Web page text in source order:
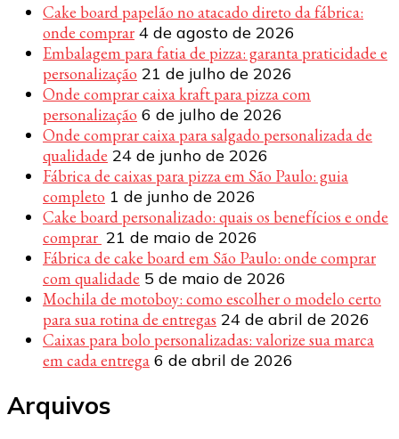
Cake board papelão no atacado direto da fábrica:
onde comprar 4 de agosto de 2026
Embalagem para fatia de pizza: garanta praticidade e
personalização 21 de julho de 2026
Onde comprar caixa kraft para pizza com
personalização 6 de julho de 2026
Onde comprar caixa para salgado personalizada de
qualidade 24 de junho de 2026
Fábrica de caixas para pizza em São Paulo: guia
completo 1 de junho de 2026
Cake board personalizado: quais os benefícios e onde
comprar 21 de maio de 2026
Fábrica de cake board em São Paulo: onde comprar
com qualidade 5 de maio de 2026
Mochila de motoboy: como escolher o modelo certo
para sua rotina de entregas 24 de abril de 2026
Caixas para bolo personalizadas: valorize sua marca
em cada entrega 6 de abril de 2026
Arquivos